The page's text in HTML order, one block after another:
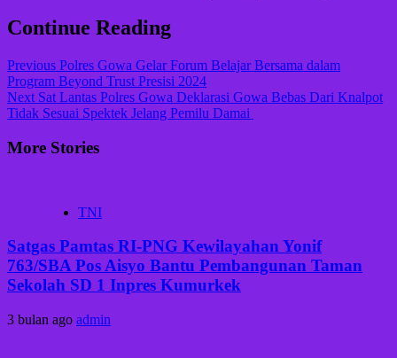
Continue Reading
Previous Polres Gowa Gelar Forum Belajar Bersama dalam
Program Beyond Trust Presisi 2024
Next Sat Lantas Polres Gowa Deklarasi Gowa Bebas Dari Knalpot
Tidak Sesuai Spektek Jelang Pemilu Damai
More Stories
TNI
Satgas Pamtas RI-PNG Kewilayahan Yonif
763/SBA Pos Aisyo Bantu Pembangunan Taman
Sekolah SD 1 Inpres Kumurkek
3 bulan ago admin